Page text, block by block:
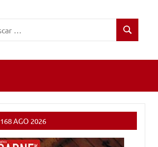
Buscar
AGO 2026